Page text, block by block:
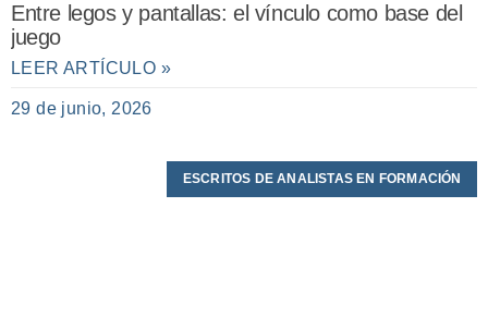
Entre legos y pantallas: el vínculo como base del
juego
LEER ARTÍCULO »
29 de junio, 2026
ESCRITOS DE ANALISTAS EN FORMACIÓN